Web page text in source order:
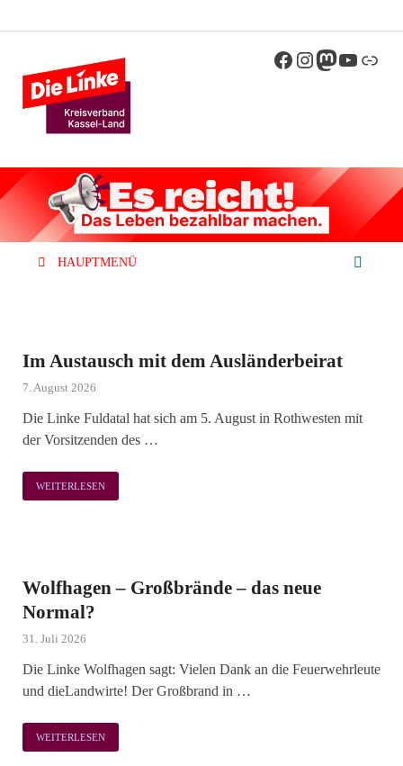
HAUPTMENÜ
Im Austausch mit dem Ausländerbeirat
7. August 2026
Die Linke Fuldatal hat sich am 5. August in Rothwesten mit
der Vorsitzenden des …
WEITERLESEN
Wolfhagen – Großbrände – das neue
Normal?
31. Juli 2026
Die Linke Wolfhagen sagt: Vielen Dank an die Feuerwehrleute
und dieLandwirte! Der Großbrand in …
WEITERLESEN